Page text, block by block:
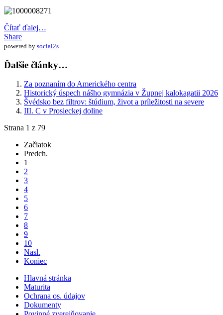
Čítať ďalej…
Share
powered by social2s
Ďalšie články…
Za poznaním do Amerického centra
Historický úspech nášho gymnázia v Župnej kalokagatii 2026
Švédsko bez filtrov: štúdium, život a príležitosti na severe
III. C v Prosieckej doline
Strana 1 z 79
Začiatok
Predch.
1
2
3
4
5
6
7
8
9
10
Nasl.
Koniec
Hlavná stránka
Maturita
Ochrana os. údajov
Dokumenty